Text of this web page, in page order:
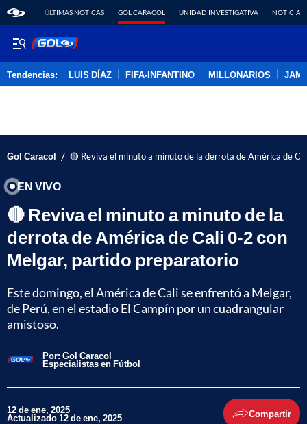
ÚLTIMAS NOTICAS GOL CARACOL UNIDAD INVESTIGATIVA NOTICIAS
Tendencias: LUIS DÍAZ FIFA-INFANTINO MILLONARIOS
Gol Caracol / 🔴 Reviva el minuto a minuto de la derrota de América de
EN VIVO
🔴 Reviva el minuto a minuto de la
derrota de América de Cali 0-2 con
Melgar, partido preparatorio
Este domingo, el América de Cali se enfrentó a Melgar,
de Perú, en el estadio El Campín por un cuadrangular
amistoso.
Por: Gol Caracol
Especialistas en Fútbol
12 de ene, 2025
Actualizado 12 de ene, 2025 Compartir